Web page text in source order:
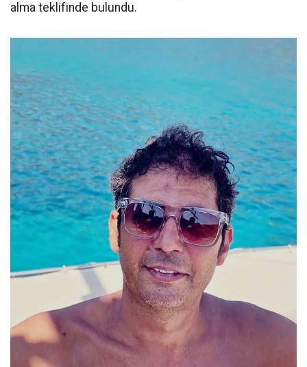
alma teklifinde bulundu.